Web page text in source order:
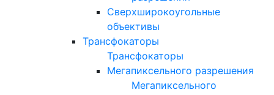
Сверхширокоугольные
объективы
Трансфокаторы
Трансфокаторы
Мегапиксельного разрешения
Мегапиксельного